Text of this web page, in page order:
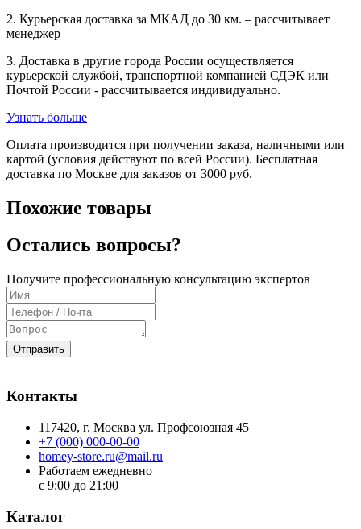
2. Курьерская доставка за МКАД до 30 км. – рассчитывает
менеджер
3. Доставка в другие города России осуществляется
курьерской службой, транспортной компанией СДЭК или
Почтой России - рассчитывается индивидуально.
Узнать больше
Оплата производится при получении заказа, наличными или
картой (условия действуют по всей России). Бесплатная
доставка по Москве для заказов от 3000 руб.
Похожие товары
Остались вопросы?
Получите профессиональную консультацию экспертов
Отправить
Контакты
117420, г. Москва ул. Профсоюзная 45
+7 (000) 000-00-00
homey-store.ru@mail.ru
Работаем ежедневно
с 9:00 до 21:00
Каталог